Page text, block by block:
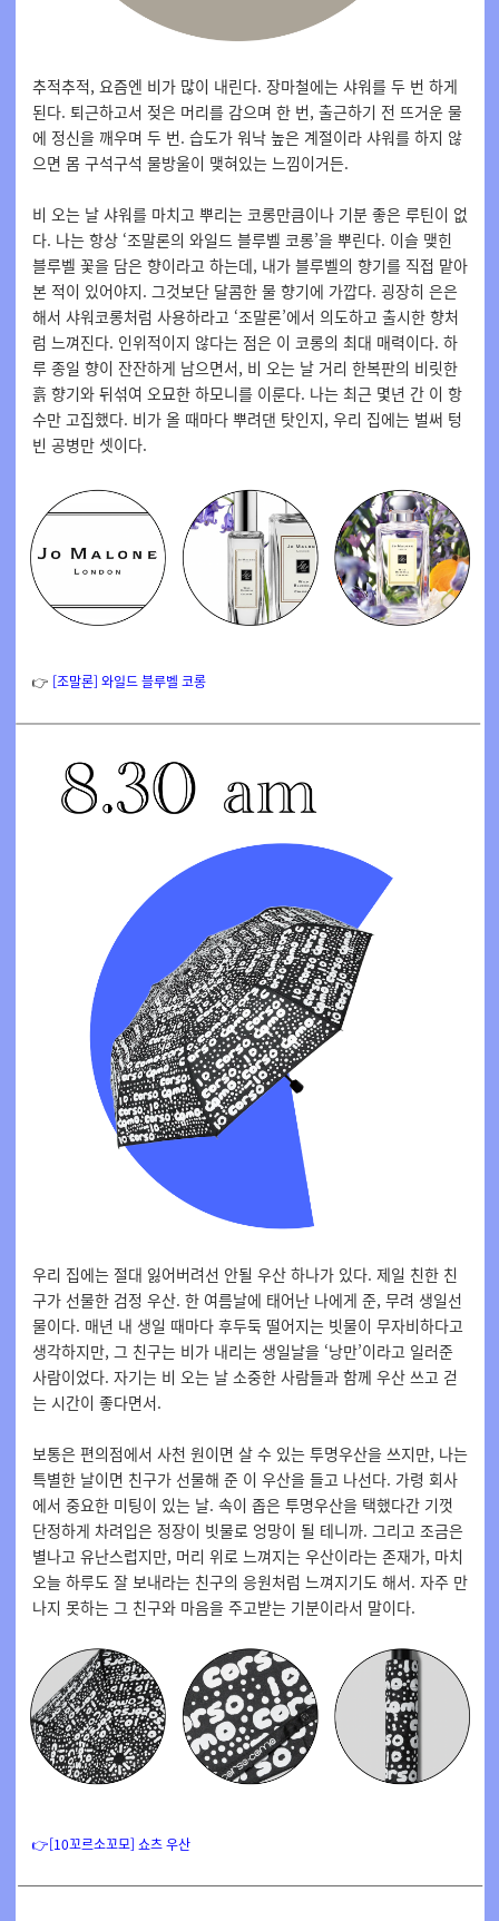
추적추적, 요즘엔 비가 많이 내린다. 장마철에는 샤워를 두 번 하게
된다. 퇴근하고서 젖은 머리를 감으며 한 번, 출근하기 전 뜨거운 물
에 정신을 깨우며 두 번. 습도가 워낙 높은 계절이라 샤워를 하지 않
으면 몸 구석구석 물방울이 맺혀있는 느낌이거든.
비 오는 날 샤워를 마치고 뿌리는 코롱만큼이나 기분 좋은 루틴이 없
다. 나는 항상 ‘조말론의 와일드 블루벨 코롱’을 뿌린다. 이슬 맺힌
블루벨 꽃을 담은 향이라고 하는데, 내가 블루벨의 향기를 직접 맡아
본 적이 있어야지. 그것보단 달콤한 물 향기에 가깝다. 굉장히 은은
해서 샤워코롱처럼 사용하라고 ‘조말론’에서 의도하고 출시한 향처
럼 느껴진다. 인위적이지 않다는 점은 이 코롱의 최대 매력이다. 하
루 종일 향이 잔잔하게 남으면서, 비 오는 날 거리 한복판의 비릿한
흙 향기와 뒤섞여 오묘한 하모니를 이룬다. 나는 최근 몇년 간 이 항
수만 고집했다. 비가 올 때마다 뿌려댄 탓인지, 우리 집에는 벌써 텅
빈 공병만 셋이다.
👉 [조말론] 와일드 블루벨 코롱
우리 집에는 절대 잃어버려선 안될 우산 하나가 있다. 제일 친한 친
구가 선물한 검정 우산. 한 여름날에 태어난 나에게 준, 무려 생일선
물이다. 매년 내 생일 때마다 후두둑 떨어지는 빗물이 무자비하다고
생각하지만, 그 친구는 비가 내리는 생일날을 ‘낭만’이라고 일러준
사람이었다. 자기는 비 오는 날 소중한 사람들과 함께 우산 쓰고 걷
는 시간이 좋다면서.
보통은 편의점에서 사천 원이면 살 수 있는 투명우산을 쓰지만, 나는
특별한 날이면 친구가 선물해 준 이 우산을 들고 나선다. 가령 회사
에서 중요한 미팅이 있는 날. 속이 좁은 투명우산을 택했다간 기껏
단정하게 차려입은 정장이 빗물로 엉망이 될 테니까. 그리고 조금은
별나고 유난스럽지만, 머리 위로 느껴지는 우산이라는 존재가, 마치
오늘 하루도 잘 보내라는 친구의 응원처럼 느껴지기도 해서. 자주 만
나지 못하는 그 친구와 마음을 주고받는 기분이라서 말이다.
👉[10꼬르소꼬모] 쇼츠 우산